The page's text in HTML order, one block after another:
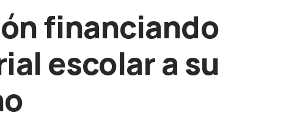
financiando
escolar a su